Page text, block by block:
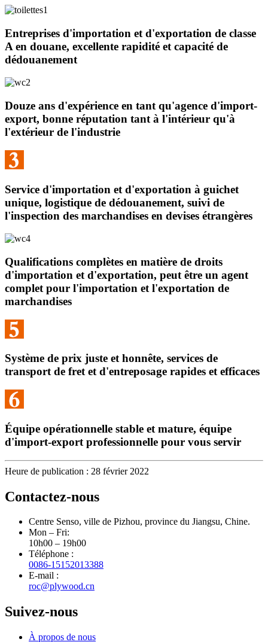
Entreprises d'importation et d'exportation de classe
A en douane, excellente rapidité et capacité de
dédouanement
Douze ans d'expérience en tant qu'agence d'import-
export, bonne réputation tant à l'intérieur qu'à
l'extérieur de l'industrie
Service d'importation et d'exportation à guichet
unique, logistique de dédouanement, suivi de
l'inspection des marchandises en devises étrangères
Qualifications complètes en matière de droits
d'importation et d'exportation, peut être un agent
complet pour l'importation et l'exportation de
marchandises
Système de prix juste et honnête, services de
transport de fret et d'entreposage rapides et efficaces
Équipe opérationnelle stable et mature, équipe
d'import-export professionnelle pour vous servir
Heure de publication : 28 février 2022
Contactez-nous
Centre Senso, ville de Pizhou, province du Jiangsu, Chine.
Mon – Fri:
10h00 – 19h00
Téléphone :
0086-15152013388
E-mail :
roc@plywood.cn
Suivez-nous
À propos de nous